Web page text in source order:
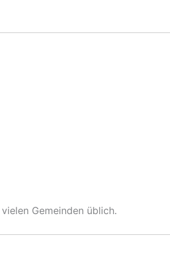
Gemeinden üblich.